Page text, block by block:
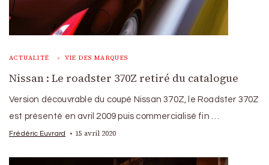
ACTUALITÉ VIE DES MARQUES
Nissan : Le roadster 370Z retiré du catalogue
Version découvrable du coupé Nissan 370Z, le Roadster 370Z
est présenté en avril 2009 puis commercialisé fin …
Frédéric Euvrard 15 avril 2020